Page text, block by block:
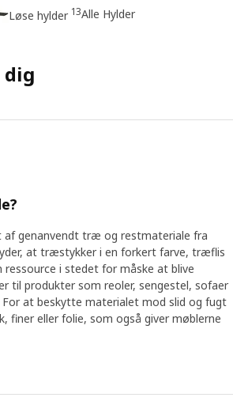
Løse hylder 13Alle Hylder
af genanvendt træ og restmateriale fra
at træstykker i en forkert farve, træflis
ressource i stedet for måske at blive
til produkter som reoler, sengestel, sofaer
at beskytte materialet mod slid og fugt
finer eller folie, som også giver møblerne